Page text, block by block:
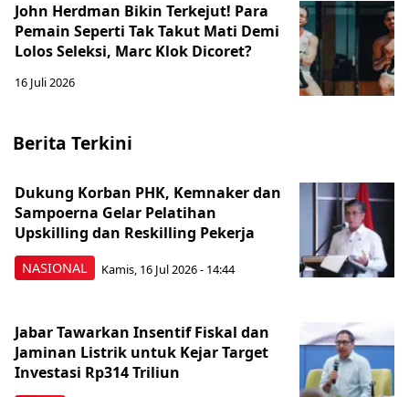
John Herdman Bikin Terkejut! Para
Pemain Seperti Tak Takut Mati Demi
Lolos Seleksi, Marc Klok Dicoret?
16 Juli 2026
Berita Terkini
NASIONAL
Dukung Korban PHK, Kemnaker dan
Sampoerna Gelar Pelatihan
Upskilling dan Reskilling Pekerja
Kamis, 16 Jul 2026 - 14:44
Jabar Tawarkan Insentif Fiskal dan
Jaminan Listrik untuk Kejar Target
Investasi Rp314 Triliun